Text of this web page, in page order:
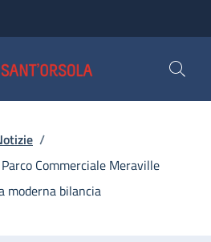
/
Commerciale Meraville
moderna bilancia